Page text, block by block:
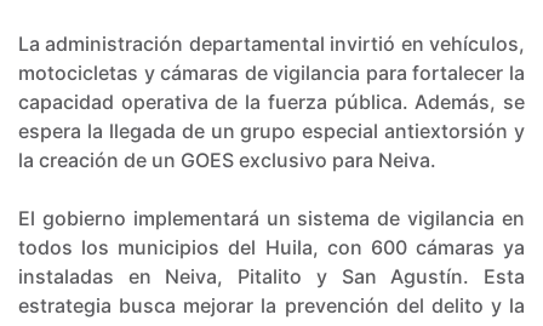
La administración departamental invirtió en vehículos,
motocicletas y cámaras de vigilancia para fortalecer la
capacidad operativa de la fuerza pública. Además, se
espera la llegada de un grupo especial antiextorsión y
la creación de un GOES exclusivo para Neiva.
El gobierno implementará un sistema de vigilancia en
todos los municipios del Huila, con 600 cámaras ya
instaladas en Neiva, Pitalito y San Agustín. Esta
estrategia busca mejorar la prevención del delito y la